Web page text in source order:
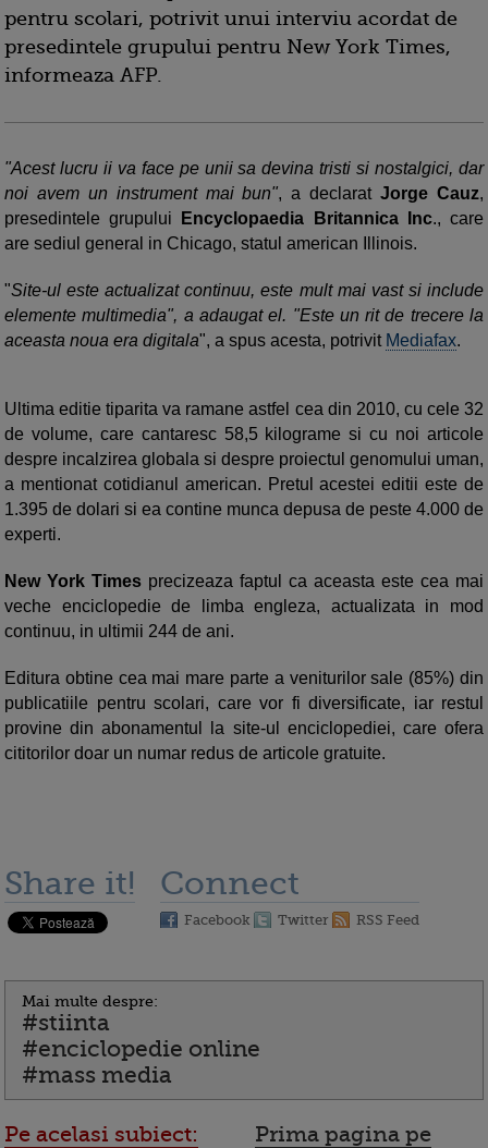
pentru scolari, potrivit unui interviu acordat de
presedintele grupului pentru New York Times,
informeaza AFP.
"Acest lucru ii va face pe unii sa devina tristi si nostalgici, dar
noi avem un instrument mai bun", a declaratJorge Cauz,
presedintele grupului
Encyclopaedia Britannica Inc., care
are sediul general in Chicago, statul american Illinois.
"Site-ul este actualizat continuu, este mult mai vast si include
elemente multimedia", a adaugat el. "Este un rit de trecere la
aceasta noua era digitala", a spus acesta, potrivit Mediafax.
Ultima editie tiparita va ramane astfel cea din 2010, cu cele 32
de volume, care cantaresc 58,5 kilograme si cu noi articole
despre incalzirea globala si despre proiectul genomului uman,
a mentionat cotidianul american. Pretul acestei editii este de
1.395 de dolari si ea contine munca depusa de peste 4.000 de
experti.
New York Times precizeaza faptul ca aceasta este cea mai
veche enciclopedie de limba engleza, actualizata in mod
continuu, in ultimii 244 de ani.
Editura obtine cea mai mare parte a veniturilor sale (85%) din
publicatiile pentru scolari, care vor fi diversificate, iar restul
provine din abonamentul la site-ul enciclopediei, care ofera
cititorilor doar un numar redus de articole gratuite.
Share it! Connect
Facebook Twitter RSS Feed
Mai multe despre:
#stiinta
#enciclopedie online
#mass media
Pe acelasi subiect:
Prima pagina pe